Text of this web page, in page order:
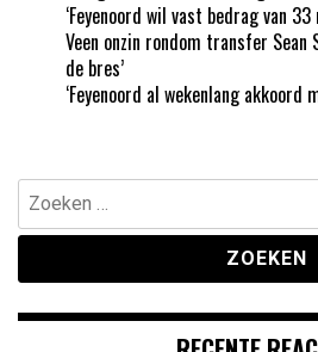
‘Feyenoord wil vast bedrag van
Veen onzin rondom transfer Sean
de bres’
‘Feyenoord al wekenlang akkoord
Zoeken
naar: